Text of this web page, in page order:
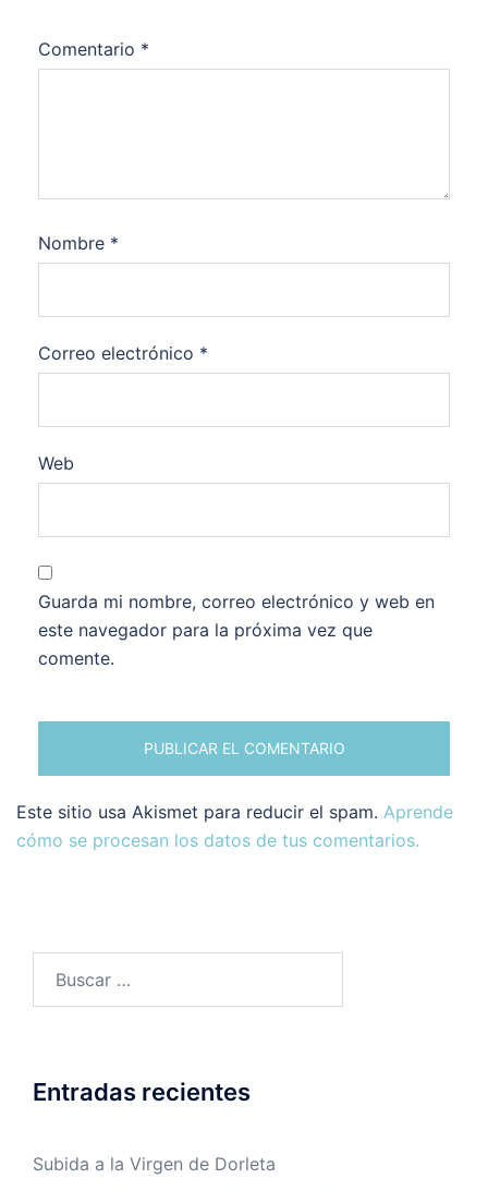
Comentario *
Nombre *
Correo electrónico *
Web
Guarda mi nombre, correo electrónico y web en
este navegador para la próxima vez que
comente.
Este sitio usa Akismet para reducir el spam. Aprende
cómo se procesan los datos de tus comentarios.
Entradas recientes
Subida a la Virgen de Dorleta